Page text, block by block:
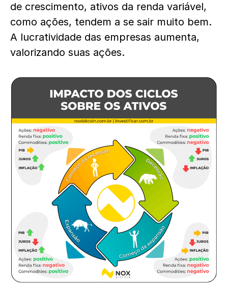
de crescimento, ativos da renda variável,
como ações, tendem a se sair muito bem.
A lucratividade das empresas aumenta,
valorizando suas ações.